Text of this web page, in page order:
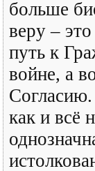
больше
веру –
путь к
войне, а
как и всё